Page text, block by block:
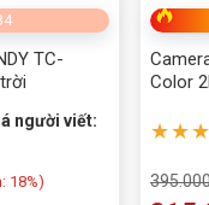
Camera IP
TC-
người viết:
18%)
Color